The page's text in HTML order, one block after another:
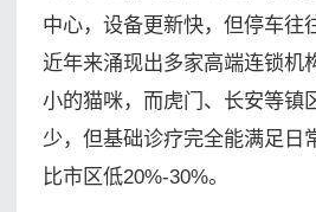
中心，设备更新快，但停车往
近年来涌现出多家高端连锁机
小的猫咪，而虎门、长安等镇
少，但基础诊疗完全能满足日
比市区低20%-30%。